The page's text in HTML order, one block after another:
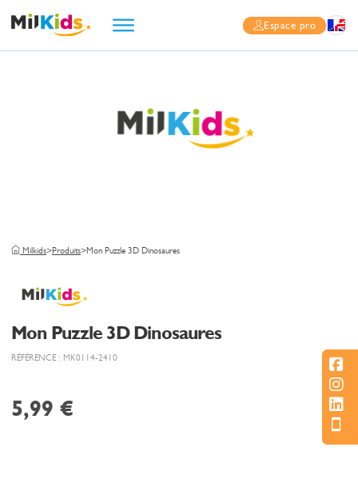
Espace pro
Milkids>Produits>Mon Puzzle 3D Dinosaures
Mon Puzzle 3D Dinosaures
RÉFÉRENCE : MK0114-2410
5,99€